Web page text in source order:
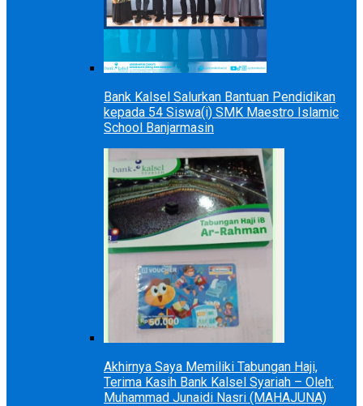
Bank Kalsel Salurkan Bantuan Pendidikan
kepada 54 Siswa(i) SMK Maestro Islamic
School Banjarmasin
Akhirnya Saya Memiliki Tabungan Haji,
Terima Kasih Bank Kalsel Syariah – Oleh:
Muhammad Junaidi Nasri (MAHAJUNA)